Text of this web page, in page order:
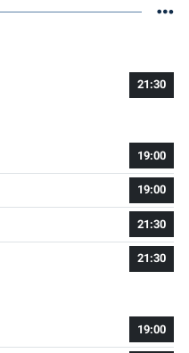
21:30
19:00
19:00
21:30
21:30
19:00